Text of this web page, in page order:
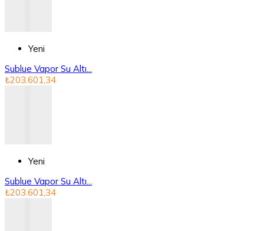
Yeni
Sublue Vapor Su Altı...
₺203.601,34
Yeni
Sublue Vapor Su Altı...
₺203.601,34